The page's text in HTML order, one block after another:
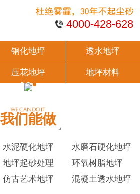
4000-428-628
钢化地坪 透水地坪
压花地坪 地坪材料
我们能做
水泥硬化地坪
水磨石硬化地坪
地坪起砂处理
环氧树脂地坪
仿古艺术地坪 混凝土透水地坪